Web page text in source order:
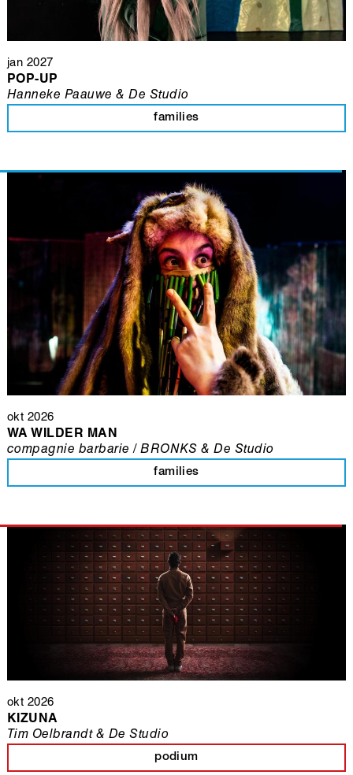
jan 2027
POP-UP
families
Hanneke Paauwe & De Studio
okt 2026
WA WILDER MAN
families
compagnie barbarie / BRONKS & De Studio
okt 2026
KIZUNA
podium
Tim Oelbrandt & De Studio